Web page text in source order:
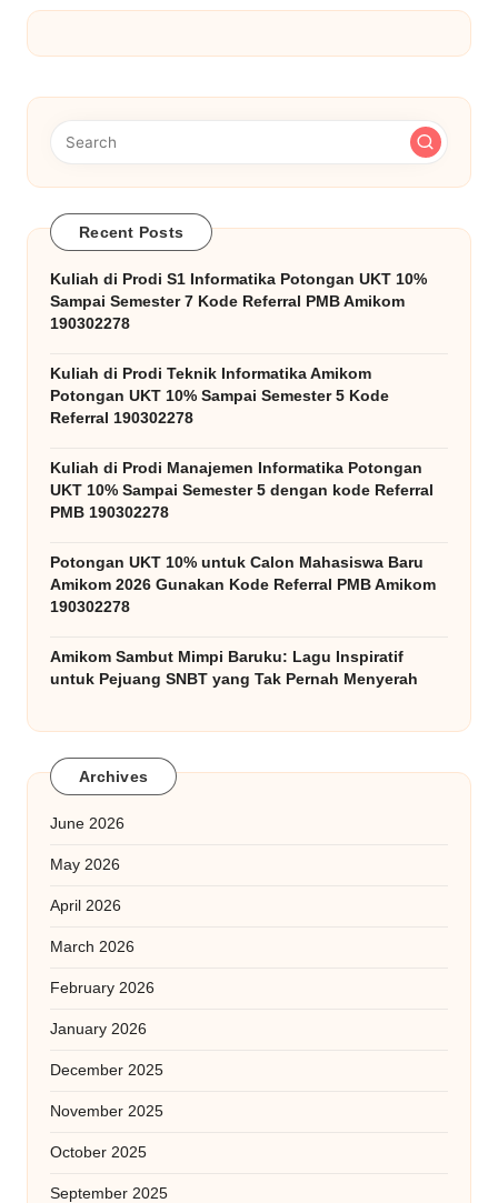
Recent Posts
Kuliah di Prodi S1 Informatika Potongan UKT 10%
Sampai Semester 7 Kode Referral PMB Amikom
190302278
Kuliah di Prodi Teknik Informatika Amikom
Potongan UKT 10% Sampai Semester 5 Kode
Referral 190302278
Kuliah di Prodi Manajemen Informatika Potongan
UKT 10% Sampai Semester 5 dengan kode Referral
PMB 190302278
Potongan UKT 10% untuk Calon Mahasiswa Baru
Amikom 2026 Gunakan Kode Referral PMB Amikom
190302278
Amikom Sambut Mimpi Baruku: Lagu Inspiratif
untuk Pejuang SNBT yang Tak Pernah Menyerah
Archives
June 2026
May 2026
April 2026
March 2026
February 2026
January 2026
December 2025
November 2025
October 2025
September 2025